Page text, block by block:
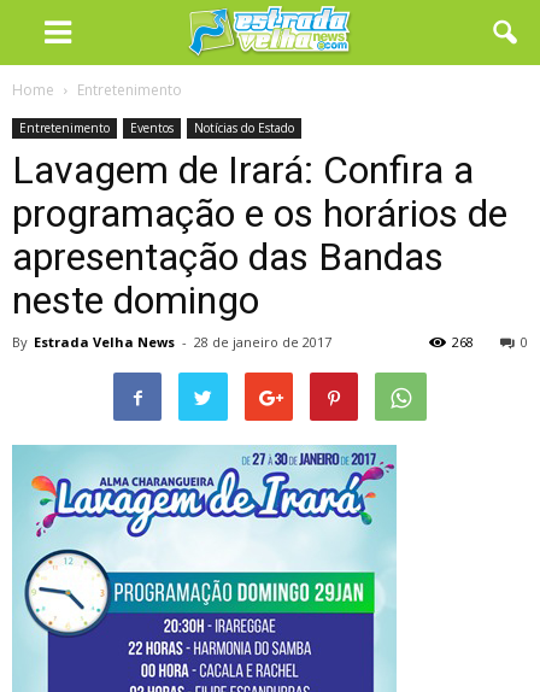
Home Entretenimento
Entretenimento Eventos Notícias do Estado
Lavagem de Irará: Confira a
programação e os horários de
apresentação das Bandas
neste domingo
By Estrada Velha News - 28 de janeiro de 2017 0
268